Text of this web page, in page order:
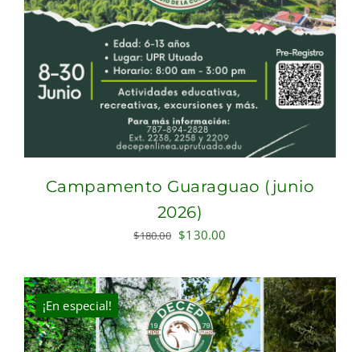
Campamento Guaraguao (junio
2026)
$180.00 Original
was:
$180.00.
$130.00
is:
$130.00.
¡En especial!